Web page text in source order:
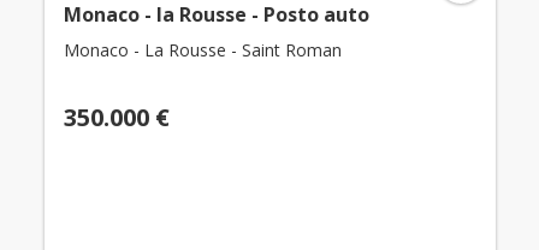
Monaco - la Rousse - Posto auto
Monaco - La Rousse - Saint Roman
350.000 €